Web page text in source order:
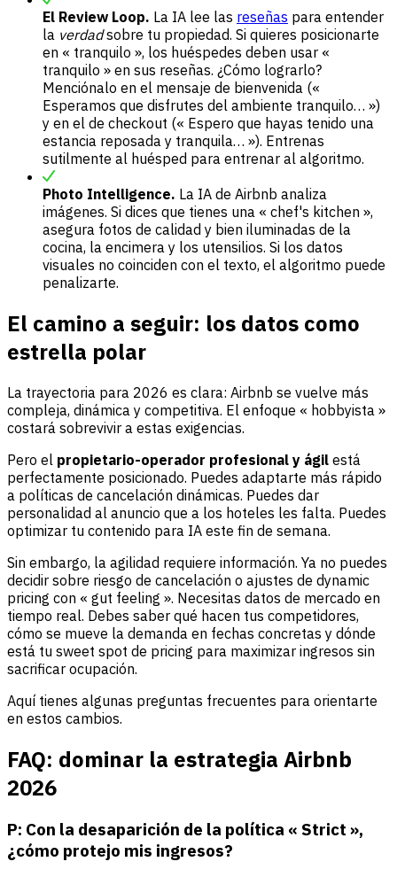
El Review Loop. La IA lee las reseñas para entender
la verdadsobre tu propiedad. Si quieres posicionarte
en « tranquilo », los huéspedes deben usar «
tranquilo » en sus reseñas. ¿Cómo lograrlo?
Menciónalo en el mensaje de bienvenida («
Esperamos que disfrutes del ambiente tranquilo… »)
y en el de checkout (« Espero que hayas tenido una
estancia reposada y tranquila… »). Entrenas
sutilmente al huésped para entrenar al algoritmo.
Photo Intelligence. La IA de Airbnb analiza
imágenes. Si dices que tienes una « chef's kitchen »,
asegura fotos de calidad y bien iluminadas de la
cocina, la encimera y los utensilios. Si los datos
visuales no coinciden con el texto, el algoritmo puede
penalizarte.
El camino a seguir: los datos como
estrella polar
La trayectoria para 2026 es clara: Airbnb se vuelve más
compleja, dinámica y competitiva. El enfoque « hobbyista »
costará sobrevivir a estas exigencias.
Pero el propietario-operador profesional y ágil está
perfectamente posicionado. Puedes adaptarte más rápido
a políticas de cancelación dinámicas. Puedes dar
personalidad al anuncio que a los hoteles les falta. Puedes
optimizar tu contenido para IA este fin de semana.
Sin embargo, la agilidad requiere información. Ya no puedes
decidir sobre riesgo de cancelación o ajustes de dynamic
pricing con « gut feeling ». Necesitas datos de mercado en
tiempo real. Debes saber qué hacen tus competidores,
cómo se mueve la demanda en fechas concretas y dónde
está tu sweet spot de pricing para maximizar ingresos sin
sacrificar ocupación.
Aquí tienes algunas preguntas frecuentes para orientarte
en estos cambios.
FAQ: dominar la estrategia Airbnb
2026
P: Con la desaparición de la política « Strict »,
¿cómo protejo mis ingresos?